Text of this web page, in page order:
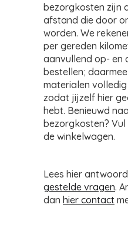
bezorgkosten zijn
afstand die door
worden. We
per gereden
aanvullend op- en
bestellen;
materialen
zodat jijzelf hier
hebt. Benieuwd
bezorgkosten?
de winkelwagen.
Lees hier
gestelde vragen.
dan hier contact